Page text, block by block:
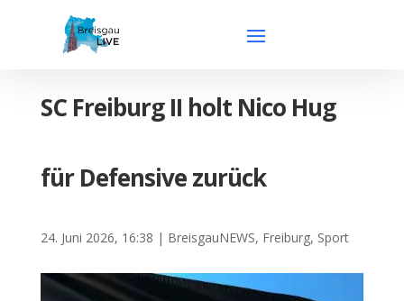
SC Freiburg II holt Nico Hug
für Defensive zurück
24. Juni 2026, 16:38 | BreisgauNEWS, Freiburg, Sport